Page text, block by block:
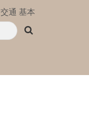
交通 基本